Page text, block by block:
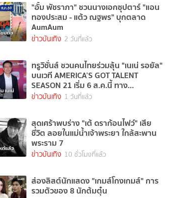
"อั้ม พัชราภา" ชวนนางเอกซุปตาร์ "แอน
ทองประสม - แต้ว ณฐพร" บุกตลาด
AumAum
ข่าวบันเทิง 2 วันที่แล้ว
ทรูวิชั่นส์ ชวนคนไทยร่วมลุ้น "เนเน่ รอยัล"
บนเวที AMERICA’S GOT TALENT
SEASON 21 เริ่ม 6 ส.ค.นี้ ทาง
TrueVisions NOW
ข่าวบันเทิง 1 วันที่แล้ว
สุดเศร้าพบร่าง "เต้ ดราก้อนไฟว์" เสีย
ชีวิต ลอยในแม่น้ำเจ้าพระยา ใกล้สะพาน
พระราม 7
ข่าวบันเทิง 10 ชั่วโมงที่แล้ว
ส่องลิสต์นักแสดง "เกมส์โกงเกมส์" การ
รวมตัวของ 8 นักต้มตุ๋น